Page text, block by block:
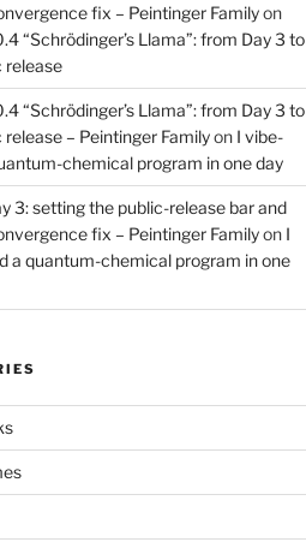
fix – Peintinger Familyon
“Schrödinger’s Llama”: from Day 3 to
release
“Schrödinger’s Llama”: from Day 3 to
– Peintinger Familyon I vibe-
chemical program in one day
3: setting the public-release bar and
fix – Peintinger Familyon I
a quantum-chemical program in one